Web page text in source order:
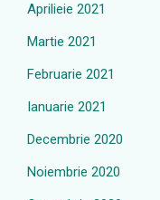
Aprilieie 2021
Martie 2021
Februarie 2021
Ianuarie 2021
Decembrie 2020
Noiembrie 2020